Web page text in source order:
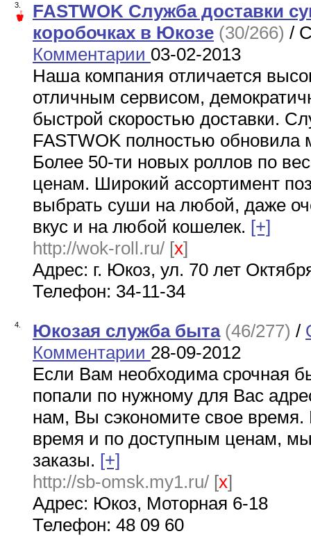
3.
FASTWOK Служба доставки
коробочках в Юкозе (30/266) /
Комментарии 03-02-2013
Наша компания отличается
отличным сервисом,
быстрой скоростью доставки.
FASTWOK полностью обновила
Более 50-ти новых роллов по
ценам. Широкий ассортимент
выбрать суши на любой, даже
вкус и на любой кошелек. [+]
http://wok-roll.ru/ [x]
Адрес: г. Юкоз, ул. 70 лет
Телефон: 34-11-34
4. Юкозая служба быта (46/277) /
Комментарии 28-09-2012
Если Вам необходима срочная
попали по нужному для Вас
нам, Вы сэкономите свое
время и по доступным ценам,
заказы. [+]
http://sb-omsk.my1.ru/ [x]
Адрес: Юкоз, Моторная 6-18
Телефон: 48 09 60